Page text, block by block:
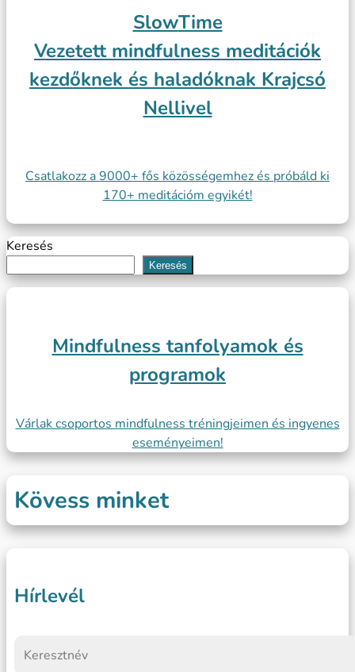
SlowTime
Vezetett mindfulness meditációk
kezdőknek és haladóknak Krajcsó
Nellivel
Csatlakozz a 9000+ fős közösségemhez és próbáld ki
170+ meditációm egyikét!
Keresés
Keresés
Mindfulness tanfolyamok és
programok
Várlak csoportos mindfulness tréningjeimen és ingyenes
eseményeimen!
Kövess minket
Hírlevél